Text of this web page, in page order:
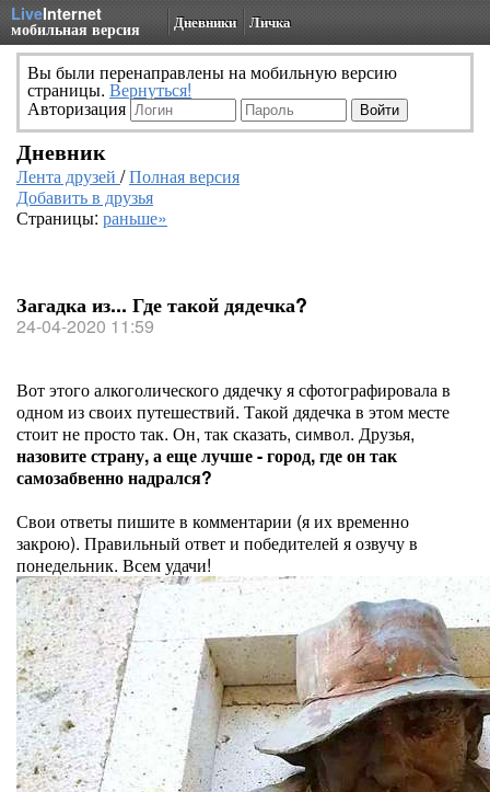
LiveInternet
мобильная версия Дневники Личка
Вы были перенаправлены на мобильную версию
страницы. Вернуться!
Авторизация
Дневник
Лента друзей /Полная версия
Добавить в друзья
Страницы: раньше»
Загадка из... Где такой дядечка?
24-04-2020 11:59
Вот этого алкоголического дядечку я сфотографировала в
одном из своих путешествий. Такой дядечка в этом месте
стоит не просто так. Он, так сказать, символ. Друзья,
назовите страну, а еще лучше - город, где он так
самозабвенно надрался?
Свои ответы пишите в комментарии (я их временно
закрою). Правильный ответ и победителей я озвучу в
понедельник. Всем удачи!